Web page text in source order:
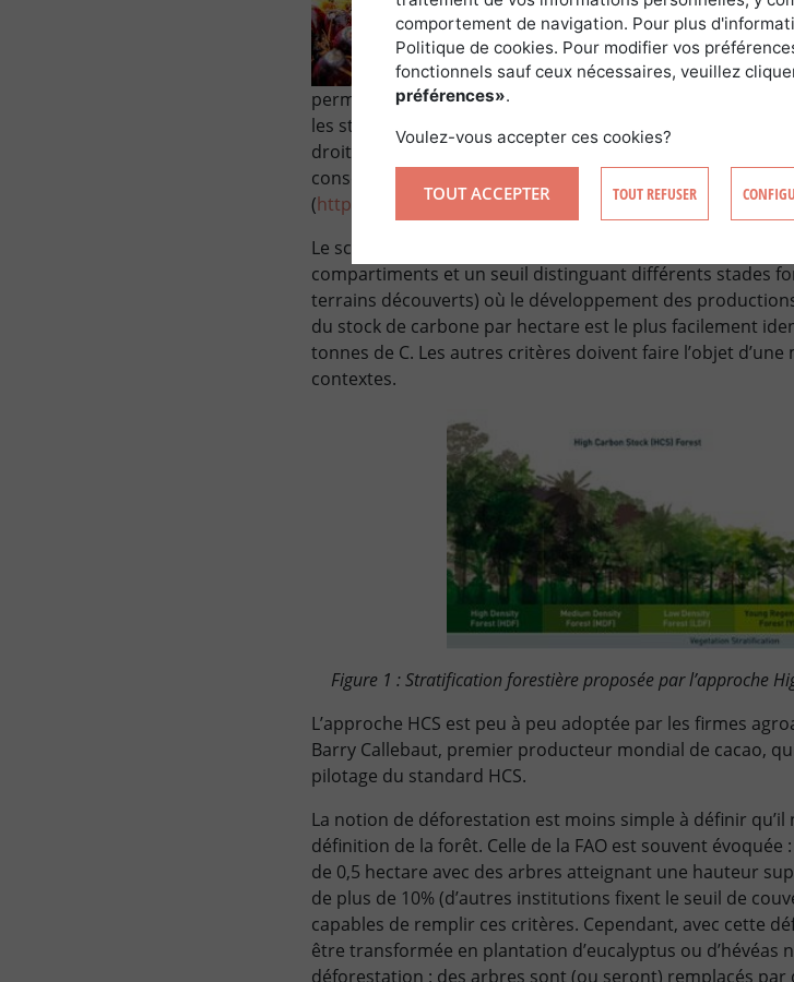
en priorité les
stocks de
zones, veiller à
permettre à la faune de circuler… Selon Greenpeace, qui
les standards HCV (haute valeur de conservation),
droits des populations locales fait partie des critères,
consentement libre, informé et préalable avant tout projet
(https://www.greenpeace.fr/standard-hcs/).
Le schéma ci-dessous montre une stratification de la
compartiments et un seuil distinguant différents stades
terrains découverts) où le développement des
du stock de carbone par hectare est le plus facilement
tonnes de C. Les autres critères doivent faire l’objet
contextes.
Figure 1 : Stratification forestière proposée par l’approche
L’approche HCS est peu à peu adoptée par les firmes
Barry Callebaut, premier producteur mondial de cacao,
pilotage du standard HCS.
La notion de déforestation est moins simple à définir qu’il
définition de la forêt. Celle de la FAO est souvent
de 0,5 hectare avec des arbres atteignant une hauteur
de plus de 10% (d’autres institutions fixent le seuil de
capables de remplir ces critères. Cependant, avec cette
être transformée en plantation d’eucalyptus ou d’hévéas
déforestation : des arbres sont (ou seront) remplacés par
comportement de navigation. Pour plus
Politique de cookies. Pour modifier vos
fonctionnels sauf ceux nécessaires, veuillez
préférences».
Voulez-vous accepter ces cookies?
TOUT ACCEPTER TOUT REFUSER